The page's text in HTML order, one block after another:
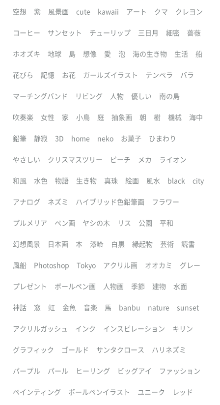
空想 紫 風景画 cute kawaii アート クマ クレヨン
コーヒー サンセット チューリップ 三日月 細密 薔薇
ホオズキ 地球 島 想像 愛 泡 海の生き物 生活 船
花びら 記憶 お花 ガールズイラスト テンペラ バラ
マーチングバンド リビング 人物 優しい 南の島
吹奏楽 女性 家 小鳥 庭 抽象画 朝 樹 機械 海中
鉛筆 静寂 3D home neko お菓子 ひまわり
やさしい クリスマスツリー ビーチ メカ ライオン
和風 水色 物語 生き物 真珠 絵画 風水 black city
アナログ ネズミ ハイブリッド色鉛筆画 フラワー
プルメリア ペン画 ヤシの木 リス 公園 平和
幻想風景 日本画 本 漆喰 白黒 縁起物 芸術 読書
風船 Photoshop Tokyo アクリル画 オオカミ グレー
プレゼント ボールペン画 人物画 季節 建物 水面
神話 窓 虹 金魚 音楽 馬 banbu nature sunset
アクリルガッシュ インク インスピレーション キリン
グラフィック ゴールド サンタクロース ハリネズミ
パープル パール ヒーリング ビッグアイ ファッション
ペインティング ボールペンイラスト ユニーク レッド